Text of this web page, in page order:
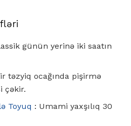
günün yerinə iki saatın
təzyiq ocağında pişirmə
çəkir.
Toyuq : Umami yaxşılıq 30